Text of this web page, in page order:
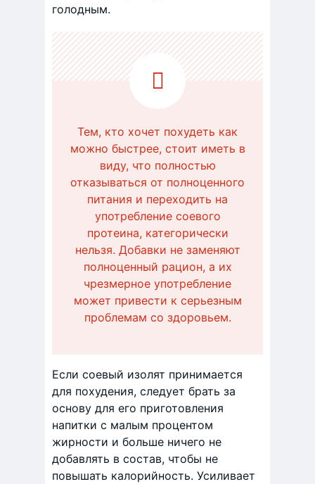
голодным.
Тем, кто хочет похудеть как
можно быстрее, стоит иметь в
виду, что полностью
отказываться от полноценного
питания и переходить на
употребление соевого
протеина, категорически
нельзя. Добавки не заменяют
полноценный рацион, а их
чрезмерное употребление
может привести к серьезным
проблемам со здоровьем.
Если соевый изолят принимается
для похудения, следует брать за
основу для его приготовления
напитки с малым процентом
жирности и больше ничего не
добавлять в состав, чтобы не
повышать калорийность. Усиливает